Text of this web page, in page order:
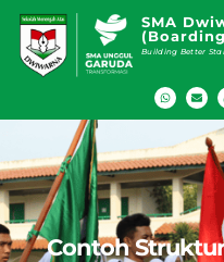
SMA
Building Better
Contoh